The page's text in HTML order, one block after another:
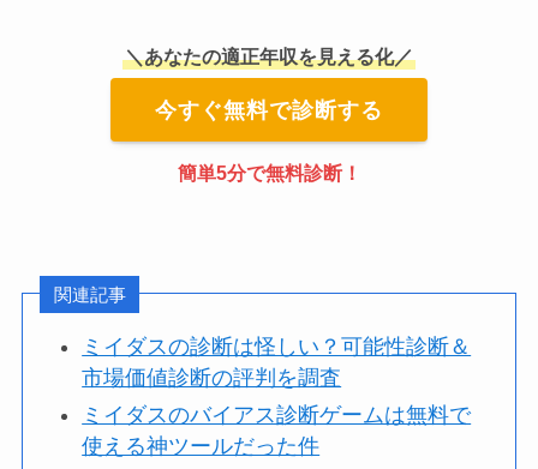
＼あなたの適正年収を見える化／
今すぐ無料で診断する
簡単5分で無料診断！
関連記事
ミイダスの診断は怪しい？可能性診断＆
市場価値診断の評判を調査
ミイダスのバイアス診断ゲームは無料で
使える神ツールだった件